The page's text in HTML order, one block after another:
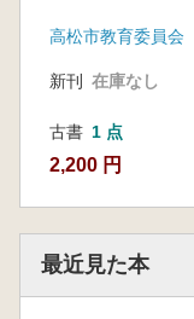
高松市教育委員会
新刊 在庫なし
古書 1 点
2,200 円
最近見た本